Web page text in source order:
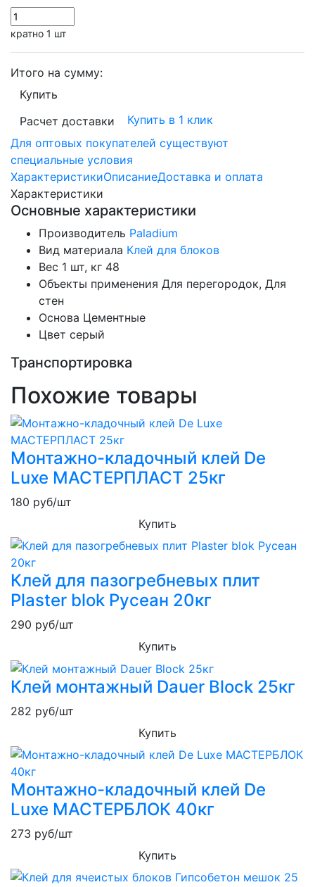
кратно 1 шт
Итого на сумму:
Купить
Расчет доставки
Купить в 1 клик
Для оптовых покупателей существуют
специальные условия
ХарактеристикиОписаниеДоставка и оплата
Характеристики
Основные характеристики
Производитель Paladium
Вид материала Клей для блоков
Вес 1 шт, кг 48
Объекты применения Для перегородок, Для
стен
Основа Цементные
Цвет серый
Транспортировка
Похожие товары
Монтажно-кладочный клей De
Luxe МАСТЕРПЛАСТ 25кг
180 руб/шт
Купить
Клей для пазогребневых плит
Plaster blok Русеан 20кг
290 руб/шт
Купить
Клей монтажный Dauer Block 25кг
282 руб/шт
Купить
Монтажно-кладочный клей De
Luxe МАСТЕРБЛОК 40кг
273 руб/шт
Купить